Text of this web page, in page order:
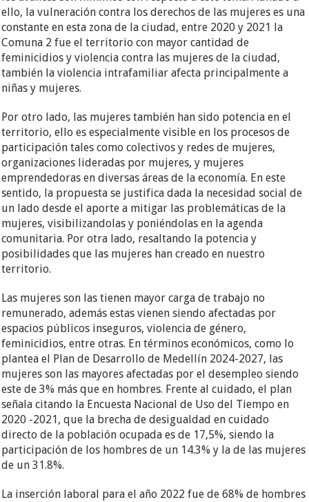
ello, la vulneración contra los derechos de las mujeres es una
constante en esta zona de la ciudad, entre 2020 y 2021 la
Comuna 2 fue el territorio con mayor cantidad de
feminicidios y violencia contra las mujeres de la ciudad,
también la violencia intrafamiliar afecta principalmente a
niñas y mujeres.
Por otro lado, las mujeres también han sido potencia en el
territorio, ello es especialmente visible en los procesos de
participación tales como colectivos y redes de mujeres,
organizaciones lideradas por mujeres, y mujeres
emprendedoras en diversas áreas de la economía. En este
sentido, la propuesta se justifica dada la necesidad social de
un lado desde el aporte a mitigar las problemáticas de la
mujeres, visibilizandolas y poniéndolas en la agenda
comunitaria. Por otra lado, resaltando la potencia y
posibilidades que las mujeres han creado en nuestro
territorio.
Las mujeres son las tienen mayor carga de trabajo no
remunerado, además estas vienen siendo afectadas por
espacios públicos inseguros, violencia de género,
feminicidios, entre otras. En términos económicos, como lo
plantea el Plan de Desarrollo de Medellín 2024-2027, las
mujeres son las mayores afectadas por el desempleo siendo
este de 3% más que en hombres. Frente al cuidado, el plan
señala citando la Encuesta Nacional de Uso del Tiempo en
2020 -2021, que la brecha de desigualdad en cuidado
directo de la población ocupada es de 17,5%, siendo la
participación de los hombres de un 14.3% y la de las mujeres
de un 31.8%.
La inserción laboral para el año 2022 fue de 68% de hombres